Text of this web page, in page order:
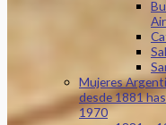
Mujeres
desde 1881
1970